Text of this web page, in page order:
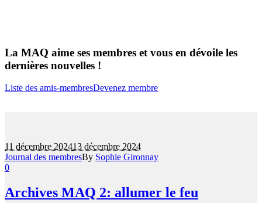
La MAQ aime ses membres et vous en dévoile les
dernières nouvelles !
Liste des amis-membresDevenez membre
11 décembre 202413 décembre 2024
Journal des membresBy Sophie Gironnay
0
Archives MAQ 2: allumer le feu